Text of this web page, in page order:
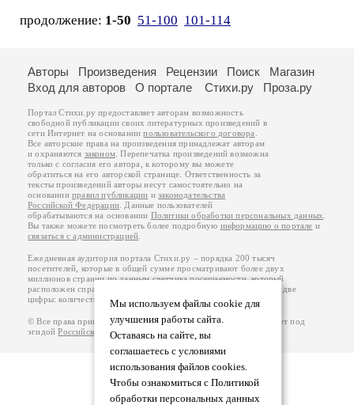
продолжение: 1-50 51-100 101-114
Мы используем файлы cookie для
улучшения работы сайта.
Оставаясь на сайте, вы
соглашаетесь с условиями
использования файлов cookies.
Чтобы ознакомиться с Политикой
обработки персональных данных
Авторы Произведения Рецензии Поиск
Магазин
Вход для авторов
О портале Стихи.ру Проза.ру
Портал Стихи.ру предоставляет авторам возможность
свободной публикации своих литературных произведений в
сети Интернет на основаниипользовательского договора
Все авторские права на произведения принадлежат авторам
и охраняются законом . Перепечатка произведений возможна
только с согласия его автора, к которому вы можете
обратиться на его авторской странице. Ответственность за
тексты произведений авторы несут самостоятельно на
основанииправил публикации изаконодательства
Российской Федерации . Данные пользователей
обрабатываются на основании Политики обработки персональных данных
Вы также можете посмотреть более подробную информацию о портале и
связаться с администрацией
Ежедневная аудитория портала Стихи.ру – порядка 200 тысяч
посетителей, которые в общей сумме просматривают более двух
миллионов страниц по данным счетчика посещаемости, который
расположен справа от этого текста. В каждой графе указано по две
цифры: количество просмотров и количество посетителей.
© Все права принадлежат авторам, 2000-2026. Портал работает под
эгидойРоссийского союза писателей 18+